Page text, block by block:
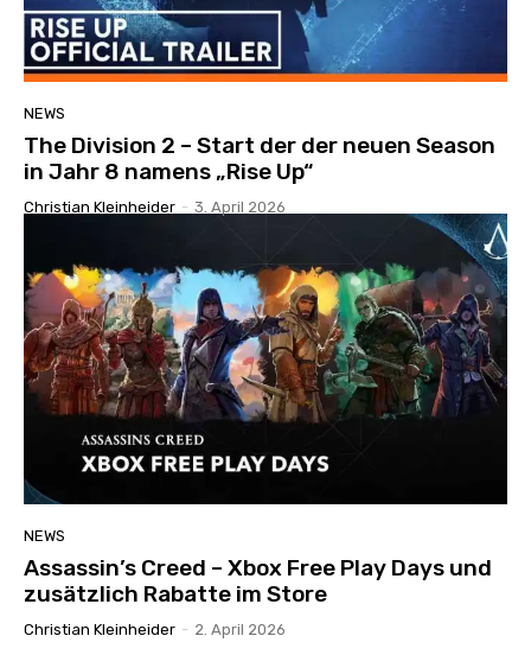
NEWS
The Division 2 – Start der der neuen Season
in Jahr 8 namens „Rise Up“
Christian Kleinheider - 3. April 2026
NEWS
Assassin’s Creed – Xbox Free Play Days und
zusätzlich Rabatte im Store
Christian Kleinheider - 2. April 2026